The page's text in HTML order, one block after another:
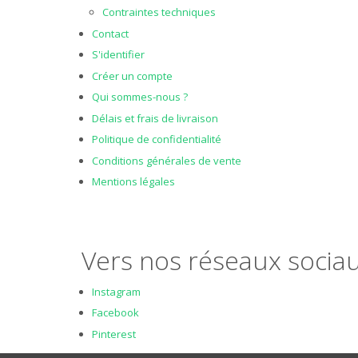
Contraintes techniques
Contact
S'identifier
Créer un compte
Qui sommes-nous ?
Délais et frais de livraison
Politique de confidentialité
Conditions générales de vente
Mentions légales
Vers nos réseaux
Instagram
Facebook
Pinterest